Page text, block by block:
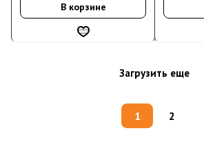
В корзине
Загрузить еще
1 2